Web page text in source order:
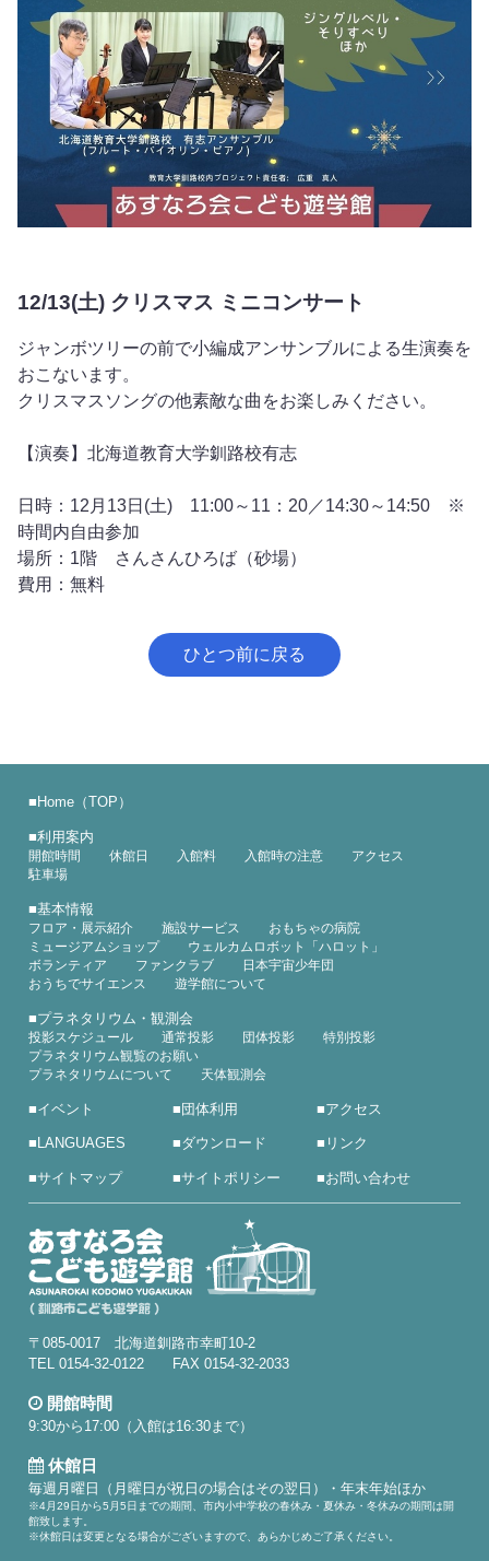
12/13(土) クリスマス ミニコンサート
ジャンボツリーの前で小編成アンサンブルによる生演奏を
おこないます。
クリスマスソングの他素敵な曲をお楽しみください。
【演奏】北海道教育大学釧路校有志
日時：12月13日(土) 11:00～11：20／14:30～14:50 ※
時間内自由参加
場所：1階 さんさんひろば（砂場）
費用：無料
ひとつ前に戻る
■ Home（TOP）
■利用案内
開館時間 休館日 入館料 入館時の注意
アクセス
駐車場
■基本情報
フロア・展示紹介 施設サービス
おもちゃの病院
ミュージアムショップ
ウェルカムロボット「ハロット」
ボランティア
ファンクラブ
日本宇宙少年団
おうちでサイエンス
遊学館について
■プラネタリウム・観測会
投影スケジュール 通常投影 団体投影
特別投影
プラネタリウム観覧のお願い
プラネタリウムについて
天体観測会
■イベント ■団体利用 ■アクセス
■ LANGUAGES ■ダウンロード ■ リンク
■サイトマップ ■サイトポリシー ■お問い合わせ
〒085-0017 北海道釧路市幸町10-2
TEL 0154-32-0122 FAX 0154-32-2033
開館時間
9:30から17:00（入館は16:30まで）
休館日
毎週月曜日（月曜日が祝日の場合はその翌日）・年末年始ほか
※4月29日から5月5日までの期間、市内小中学校の春休み・夏休み・冬休みの期間は開
館致します。
※休館日は変更となる場合がございますので、あらかじめご了承ください。